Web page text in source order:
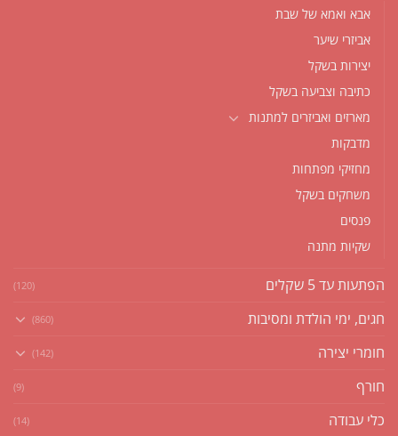
אבא ואמא של שבת
אביזרי שיער
יצירות בשקל
כתיבה וצביעה בשקל
מארזים ואביזרים למתנות
מדבקות
מחזיקי מפתחות
משחקים בשקל
פנסים
שקיות מתנה
הפתעות עד 5 שקלים (120)
חגים, ימי הולדת ומסיבות (860)
חומרי יצירה (142)
חורף (9)
כלי עבודה (14)